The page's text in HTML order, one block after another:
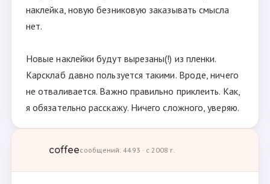
наклейка, новую безниковую заказывать смысла
нет.
Новые наклейки будут вырезаны(!) из пленки.
Карсклаб давно пользуется такими. Вроде, ничего
не отваливается. Важно правильно приклеить. Как,
я обязательно расскажу. Ничего сложного, уверяю.
coffeeсообщений: 4493 · с 2008 г.